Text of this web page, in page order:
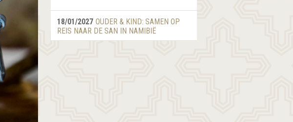
18/01/2027 OUDER & KIND: SAMEN OP
REIS NAAR DE SAN IN NAMIBIË